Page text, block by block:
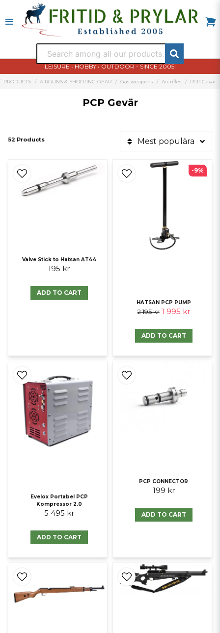
LEISURE • HOBBY • OUTDOOR - SINCE 2005!
PRODUCTS AIRGUNS & SHOOTING GEAR Gas weapons Air rifles PCP Gevär
PCP Gevär
52 Products Mest populära
Valve Stick to Hatsan AT44
195 kr
ADD TO CART
HATSAN PCP PUMP
2 195 kr 1 995 kr
ADD TO CART
-9%
Evelox Portabel PCP
Kompressor 2.0
5 495 kr
ADD TO CART
PCP CONNECTOR
199 kr
ADD TO CART